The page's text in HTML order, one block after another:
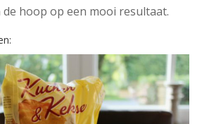
hoop op een mooi resultaat.